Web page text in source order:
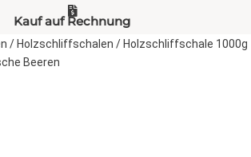
Kauf auf Rechnung
/Holzschliffschalen / Holzschliffschale 1000g
Beeren